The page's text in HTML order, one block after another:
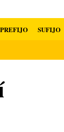
PREFIJO SUFIJO